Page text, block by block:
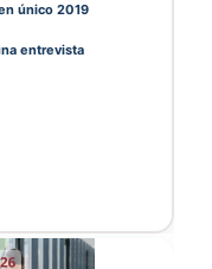
único 2019
entrevista